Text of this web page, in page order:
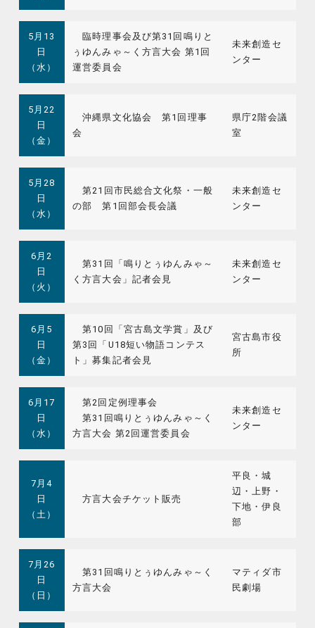
5月13
日
（水）
臨時理事会及び第31回鳴りと
ぅゆんみゃ～く方言大会 第1回
運営委員会
未来創造セ
ンター
5月22
日
（金）
沖縄県文化協会 第1回理事
会
県庁2階会議
室
5月28
日
（水）
第21回市民総合文化祭・一般
の部 第1回部会長会議
未来創造セ
ンター
6月2
日
（火）
第31回「鳴りとぅゆんみゃ～
く方言大会」記者会見
未来創造セ
ンター
6月5
日
（金）
第10回「宮古島文学賞」及び
第3回「U18短い物語コンテス
ト」募集記者会見
宮古島市役
所
6月17
日
（水）
第2回定例理事会
第31回鳴りとぅゆんみゃ～く
方言大会 第2回運営委員会
未来創造セ
ンター
7月4
日
（土）
方言大会チケット販売
平良・城
辺・上野・
下地・伊良
部
7月26
日
（日）
第31回鳴りとぅゆんみゃ～く
方言大会
マティダ市
民劇場